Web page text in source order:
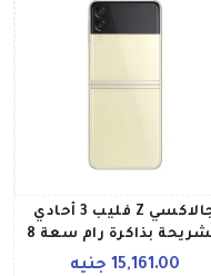
جالاكسي Z فليب 3 أحادي
الشريحة بذاكرة رام سعة 8
جيجابايت وذاكرة داخلية
15,161.00 جنيه